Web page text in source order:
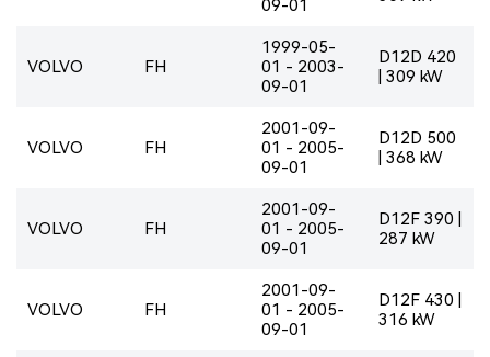
09-01
VOLVO FH
1999-05-
01 - 2003-
09-01
D12D 420
| 309 kW
VOLVO FH
2001-09-
01 - 2005-
09-01
D12D 500
| 368 kW
VOLVO FH
2001-09-
01 - 2005-
09-01
D12F 390 |
287 kW
VOLVO FH
2001-09-
01 - 2005-
09-01
D12F 430 |
316 kW